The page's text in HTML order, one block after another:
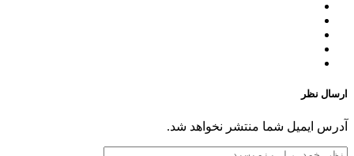
ارسال نظر
آدرس ایمیل شما منتشر نخواهد شد.